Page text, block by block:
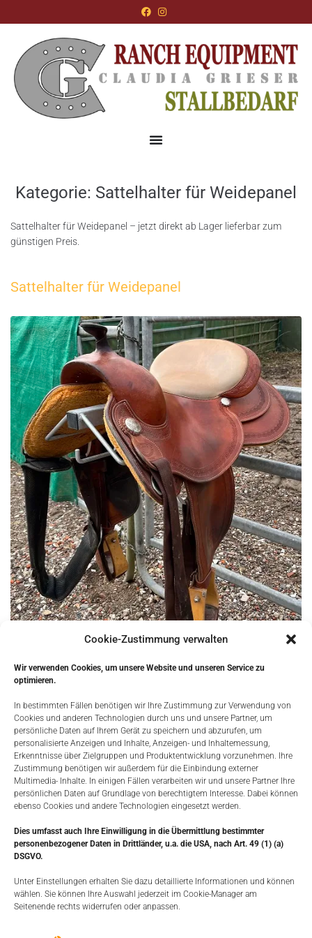
Cookie-Zustimmung verwalten
Wir verwenden Cookies, um unsere Website und unseren Service zu
optimieren.
In bestimmten Fällen benötigen wir Ihre Zustimmung zur Verwendung von
Cookies und anderen Technologien durch uns und unsere Partner, um
persönliche Daten auf Ihrem Gerät zu speichern und abzurufen, um
personalisierte Anzeigen und Inhalte, Anzeigen- und Inhaltemessung,
Erkenntnisse über Zielgruppen und Produktentwicklung vorzunehmen. Ihre
Zustimmung benötigen wir außerdem für die Einbindung externer
Multimedia- Inhalte. In einigen Fällen verarbeiten wir und unsere Partner Ihre
persönlichen Daten auf Grundlage von berechtigtem Interesse. Dabei können
ebenso Cookies und andere Technologien eingesetzt werden.
Dies umfasst auch Ihre Einwilligung in die Übermittlung bestimmter
personenbezogener Daten in Drittländer, u.a. die USA, nach Art. 49 (1) (a)
DSGVO.
Unter Einstellungen erhalten Sie dazu detaillierte Informationen und können
wählen. Sie können Ihre Auswahl jederzeit im Cookie-Manager am
Seitenende rechts widerrufen oder anpassen.
Kategorie: Sattelhalter für Weidepanel
Sattelhalter für Weidepanel – jetzt direkt ab Lager lieferbar zum
günstigen Preis.
Sattelhalter für Weidepanel
Sattelhalter für Weidepanel zum Einhängen. Verstellbare auf jede
Weidepanel-Variante.Inlusive Trensenhalter.Sehr stabile
Ausführung. Ideal zum Mitnehmen auf Turniere.Im Stall einfach
versetzbar.
MORE